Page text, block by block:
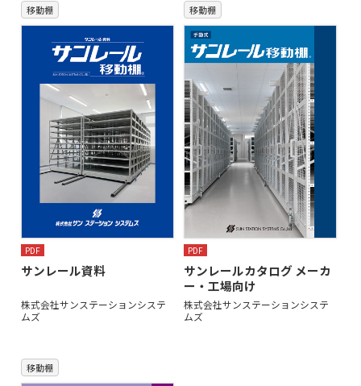
移動棚
PDF
サンレール資料
株式会社サンステーションシステ
ムズ
移動棚
PDF
サンレールカタログ メーカ
ー・工場向け
株式会社サンステーションシステ
ムズ
移動棚